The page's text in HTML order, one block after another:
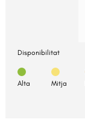
Disponibilitat
Alta Mitja